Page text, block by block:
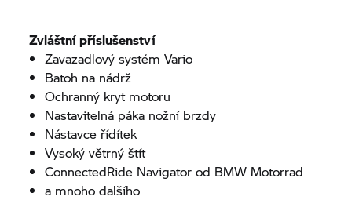
Zvláštní příslušenství
Zavazadlový systém Vario
Batoh na nádrž
Ochranný kryt motoru
Nastavitelná páka nožní brzdy
Nástavce řídítek
Vysoký větrný štít
ConnectedRide Navigator od BMW Motorrad
a mnoho dalšího